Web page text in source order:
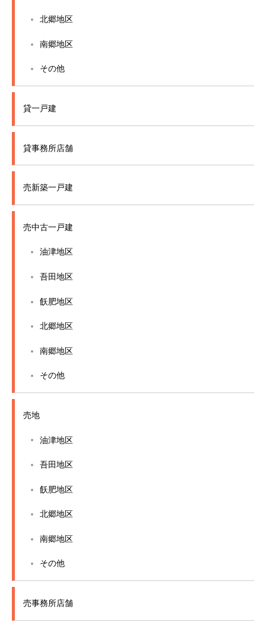
北郷地区
南郷地区
その他
貸一戸建
貸事務所店舗
売新築一戸建
売中古一戸建
油津地区
吾田地区
飫肥地区
北郷地区
南郷地区
その他
売地
油津地区
吾田地区
飫肥地区
北郷地区
南郷地区
その他
売事務所店舗